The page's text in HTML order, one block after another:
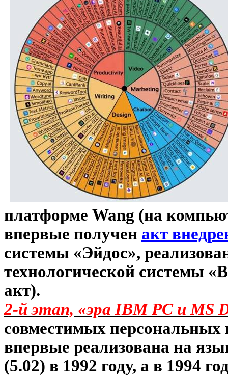
платформе Wang (на
впервые получен акт
системы «Эйдос»,
технологической системы
акт).
2-й этап, «эра IBM PCи MS
совместимых
впервые реализована на
(5.02) в 1992 году, а в 1994